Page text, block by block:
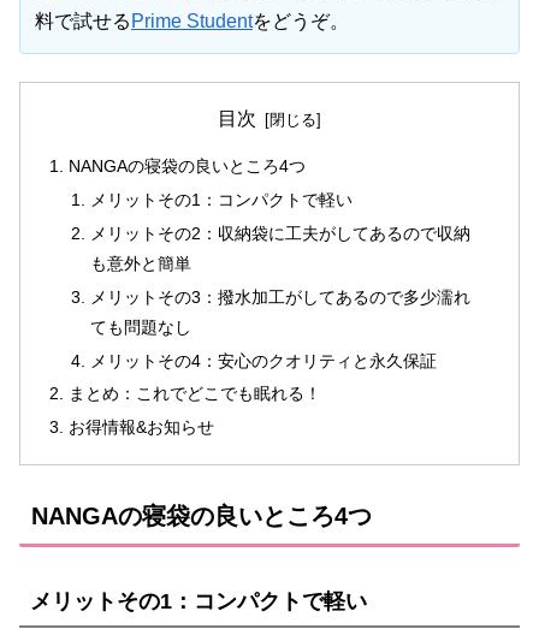
料で試せる Prime Studentをどうぞ。
目次
NANGAの寝袋の良いところ4つ
メリットその1：コンパクトで軽い
メリットその2：収納袋に工夫がしてあるので収納
も意外と簡単
メリットその3：撥水加工がしてあるので多少濡れ
ても問題なし
メリットその4：安心のクオリティと永久保証
まとめ：これでどこでも眠れる！
お得情報&お知らせ
NANGAの寝袋の良いところ4つ
メリットその1：コンパクトで軽い